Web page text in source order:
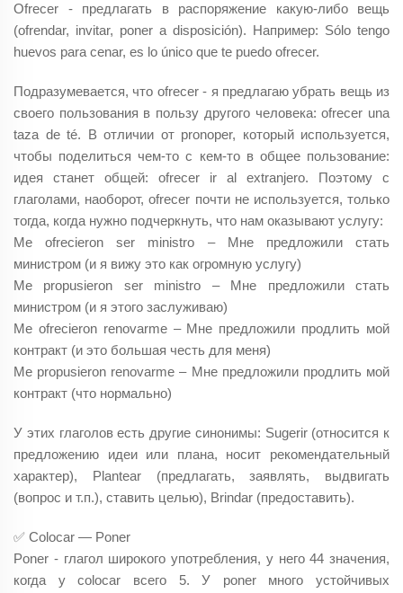
Ofrecer - предлагать в распоряжение какую-либо вещь
(ofrendar, invitar, poner a disposición). Например: Sólo tengo
huevos para cenar, es lo único que te puedo ofrecer.
Подразумевается, что ofrecer - я предлагаю убрать вещь из
своего пользования в пользу другого человека: ofrecer una
taza de té. В отличии от pronoper, который используется,
чтобы поделиться чем-то с кем-то в общее пользование:
идея станет общей: ofrecer ir al extranjero. Поэтому с
глаголами, наоборот, ofrecer почти не используется, только
тогда, когда нужно подчеркнуть, что нам оказывают услугу:
Me ofrecieron ser ministro – Мне предложили стать
министром (и я вижу это как огромную услугу)
Me propusieron ser ministro – Мне предложили стать
министром (и я этого заслуживаю)
Me ofrecieron renovarme – Мне предложили продлить мой
контракт (и это большая честь для меня)
Me propusieron renovarme – Мне предложили продлить мой
контракт (что нормально)
У этих глаголов есть другие синонимы: Sugerir (относится к
предложению идеи или плана, носит рекомендательный
характер), Plantear (предлагать, заявлять, выдвигать
(вопрос и т.п.), ставить целью), Brindar (предоставить).
✅ Colocar — Poner
Poner - глагол широкого употребления, у него 44 значения,
когда у colocar всего 5. У poner много устойчивых